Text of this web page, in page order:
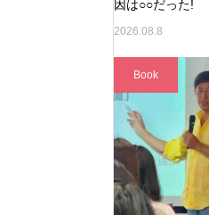
因は○○だった!
2026.08.8
Book